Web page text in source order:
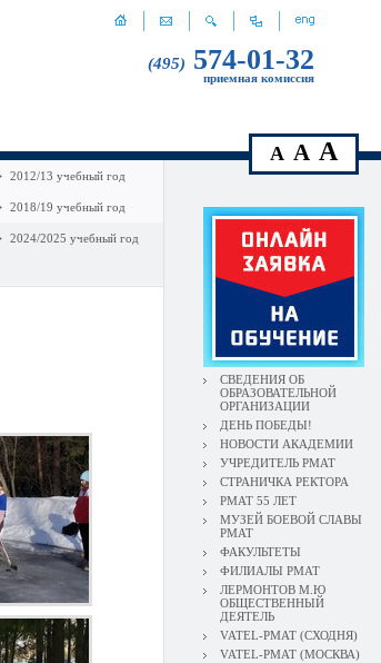
(495) 574-01-32
приемная комиссия
A A A
2012/13 учебный год
2018/19 учебный год
2024/2025 учебный год
СВЕДЕНИЯ ОБ
ОБРАЗОВАТЕЛЬНОЙ
ОРГАНИЗАЦИИ
ДЕНЬ ПОБЕДЫ!
НОВОСТИ АКАДЕМИИ
УЧРЕДИТЕЛЬ РМАТ
СТРАНИЧКА РЕКТОРА
РМАТ 55 ЛЕТ
МУЗЕЙ БОЕВОЙ СЛАВЫ
РМАТ
ФАКУЛЬТЕТЫ
ФИЛИАЛЫ РМАТ
ЛЕРМОНТОВ М.Ю
ОБЩЕСТВЕННЫЙ
ДЕЯТЕЛЬ
VATEL-РМАТ (СХОДНЯ)
VATEL-РМАТ (МОСКВА)